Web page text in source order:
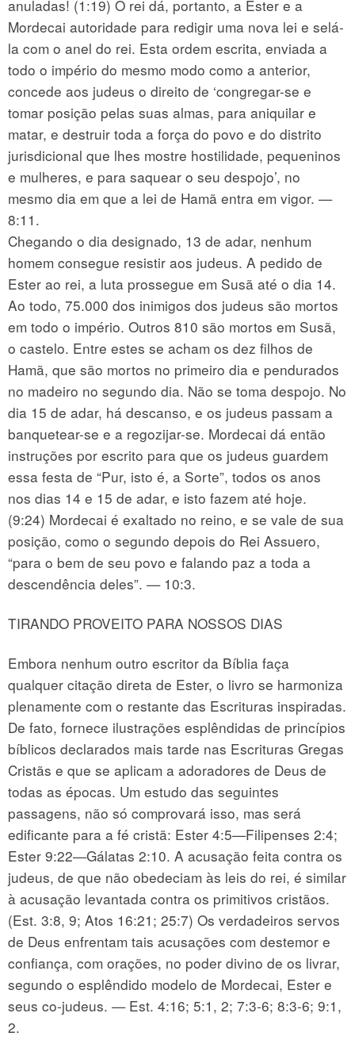
anuladas! (1:19) O rei dá, portanto, a Ester e a
Mordecai autoridade para redigir uma nova lei e selá-
la com o anel do rei. Esta ordem escrita, enviada a
todo o império do mesmo modo como a anterior,
concede aos judeus o direito de ‘congregar-se e
tomar posição pelas suas almas, para aniquilar e
matar, e destruir toda a força do povo e do distrito
jurisdicional que lhes mostre hostilidade, pequeninos
e mulheres, e para saquear o seu despojo’, no
mesmo dia em que a lei de Hamã entra em vigor. —
8:11.
Chegando o dia designado, 13 de adar, nenhum
homem consegue resistir aos judeus. A pedido de
Ester ao rei, a luta prossegue em Susã até o dia 14.
Ao todo, 75.000 dos inimigos dos judeus são mortos
em todo o império. Outros 810 são mortos em Susã,
o castelo. Entre estes se acham os dez filhos de
Hamã, que são mortos no primeiro dia e pendurados
no madeiro no segundo dia. Não se toma despojo. No
dia 15 de adar, há descanso, e os judeus passam a
banquetear-se e a regozijar-se. Mordecai dá então
instruções por escrito para que os judeus guardem
essa festa de “Pur, isto é, a Sorte”, todos os anos
nos dias 14 e 15 de adar, e isto fazem até hoje.
(9:24) Mordecai é exaltado no reino, e se vale de sua
posição, como o segundo depois do Rei Assuero,
“para o bem de seu povo e falando paz a toda a
descendência deles”. — 10:3.
TIRANDO PROVEITO PARA NOSSOS DIAS
Embora nenhum outro escritor da Bíblia faça
qualquer citação direta de Ester, o livro se harmoniza
plenamente com o restante das Escrituras inspiradas.
De fato, fornece ilustrações esplêndidas de princípios
bíblicos declarados mais tarde nas Escrituras Gregas
Cristãs e que se aplicam a adoradores de Deus de
todas as épocas. Um estudo das seguintes
passagens, não só comprovará isso, mas será
edificante para a fé cristã: Ester 4:5—Filipenses 2:4;
Ester 9:22—Gálatas 2:10. A acusação feita contra os
judeus, de que não obedeciam às leis do rei, é similar
à acusação levantada contra os primitivos cristãos.
(Est. 3:8, 9; Atos 16:21; 25:7) Os verdadeiros servos
de Deus enfrentam tais acusações com destemor e
confiança, com orações, no poder divino de os livrar,
segundo o esplêndido modelo de Mordecai, Ester e
seus co-judeus. — Est. 4:16; 5:1, 2; 7:3-6; 8:3-6; 9:1,
2.